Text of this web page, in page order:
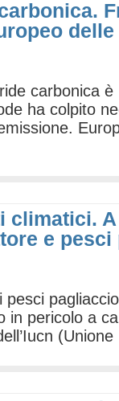
carbonica è
ha colpito
climatici.
e
in pericolo a